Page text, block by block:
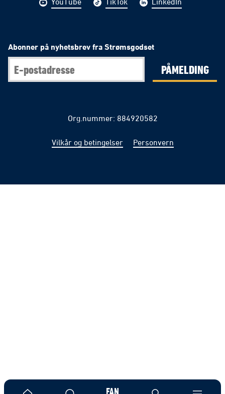
Abonner på nyhetsbrev fra Strømsgodset
PÅMELDING
Org.nummer: 884920582
Vilkår og betingelser Personvern